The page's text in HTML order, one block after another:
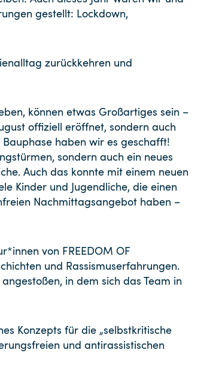
gestellt: Lockdown,
zurückkehren und
können etwas Großartiges sein –
offiziell eröffnet, sondern auch
haben wir es geschafft!
sondern auch ein neues
Auch das konnte mit einem neuen
Kinder und Jugendliche, die einen
Nachmittagsangebot haben –
von FREEDOM OF
und Rassismuserfahrungen.
in dem sich das Team in
Konzepts für die „selbstkritische
und antirassistischen